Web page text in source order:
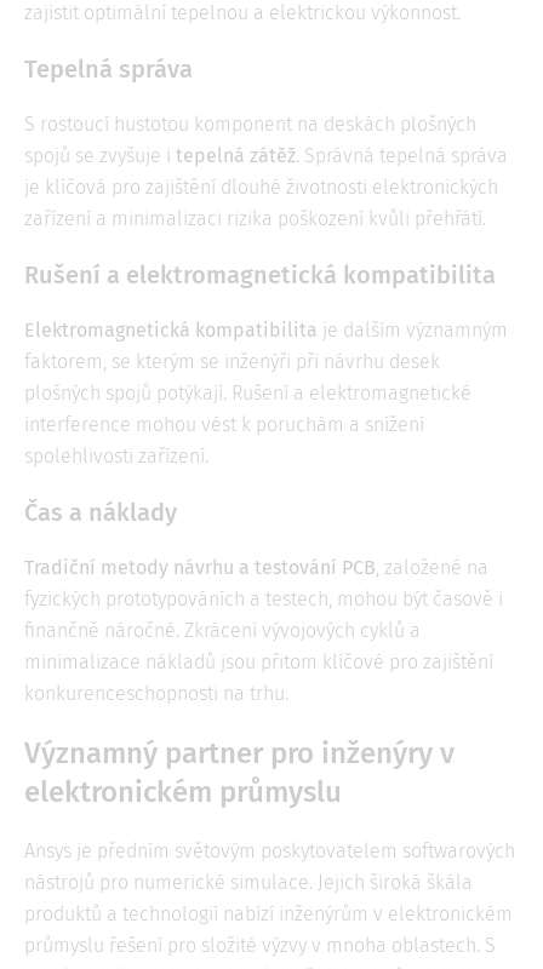
zajistit optimální tepelnou a elektrickou výkonnost.
Tepelná správa
S rostoucí hustotou komponent na deskách plošných
spojů se zvyšuje i tepelná zátěž. Správná tepelná správa
je klíčová pro zajištění dlouhé životnosti elektronických
zařízení a minimalizaci rizika poškození kvůli přehřátí.
Rušení a elektromagnetická kompatibilita
Elektromagnetická kompatibilita je dalším významným
faktorem, se kterým se inženýři při návrhu desek
plošných spojů potýkají. Rušení a elektromagnetické
interference mohou vést k poruchám a snížení
spolehlivosti zařízení.
Čas a náklady
Tradiční metody návrhu a testování PCB, založené na
fyzických prototypováních a testech, mohou být časově i
finančně náročné. Zkrácení vývojových cyklů a
minimalizace nákladů jsou přitom klíčové pro zajištění
konkurenceschopnosti na trhu.
Významný partner pro inženýry v
elektronickém průmyslu
Ansys je předním světovým poskytovatelem softwarových
nástrojů pro numerické simulace. Jejich široká škála
produktů a technologií nabízí inženýrům v elektronickém
průmyslu řešení pro složité výzvy v mnoha oblastech. S